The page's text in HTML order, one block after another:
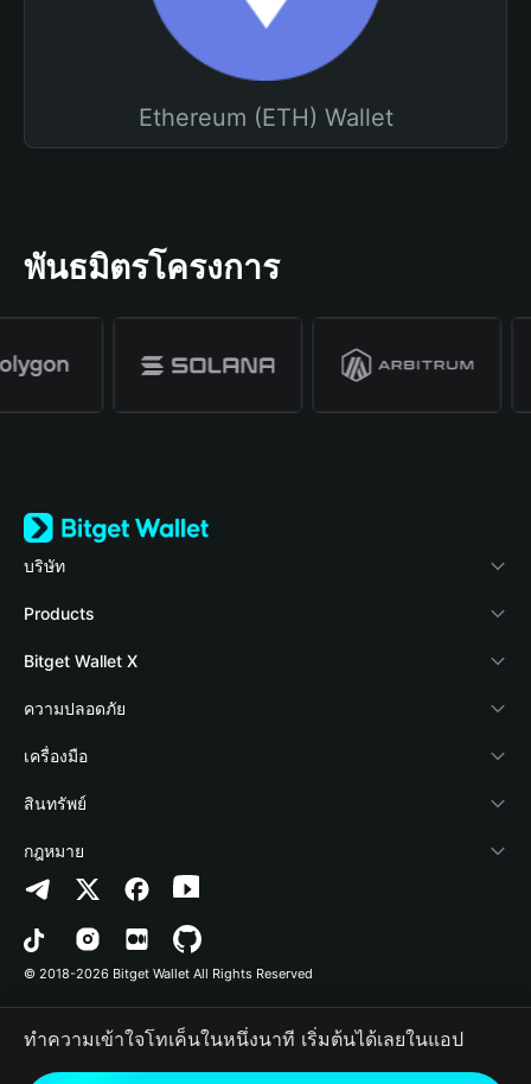
Ethereum (ETH) Wallet
พันธมิตรโครงการ
บริษัท
เกี่ยวกับ Bitget Wallet
Blog
Academy
ข่าวสารด้านคริปโต
ศูนย์ช่วยเหลือ
ติดต่อเรา
ทรัพยากรข้อมูลของแบรนด์
อาชีพ
Products
Crypto Card
Stablecoin Earn
Payfi Crypto
Crypto Swap API
Altcoin Season Index
Prediction Markets
DApp
RWA
Bitget Wallet X
นักพัฒนา
เชื่อมต่อ Wallet
Bitget Wallet Pay
ลิสต์โปรเจกต์
ความปลอดภัย
Protection Fund
เทคโนโลยีความปลอดภัย
เครื่องมือ
ซื้อคริปโต
การตรวจจับการอนุญาต
การตรวจจับสัญญา
การโอนเป็นชุด
สินทรัพย์
Arbitrum
Avalanche
Bitcoin
Polygon
กฎหมาย
นโยบายความเป็นส่วนตัว
ข้อตกลงในการใช้บริการ
© 2018-2026 Bitget Wallet All Rights Reserved
ทำความเข้าใจโทเค็นในหนึ่งนาที เริ่มต้นได้เลยในแอป